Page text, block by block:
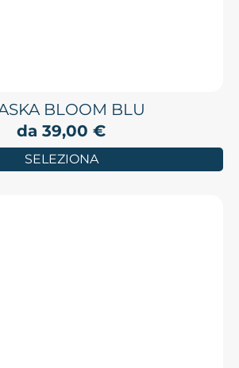
BLOOM BLU
da 39,00 €
SELEZIONA